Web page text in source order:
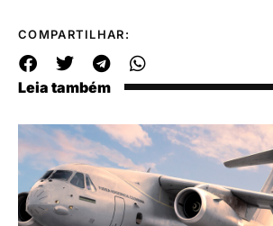
COMPARTILHAR:
Leia também